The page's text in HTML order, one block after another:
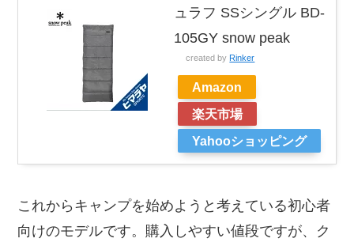
ュラフ SSシングル BD-
105GY snow peak
created by Rinker
Amazon
楽天市場
Yahooショッピング
これからキャンプを始めようと考えている初心者
向けのモデルです。購入しやすい値段ですが、ク